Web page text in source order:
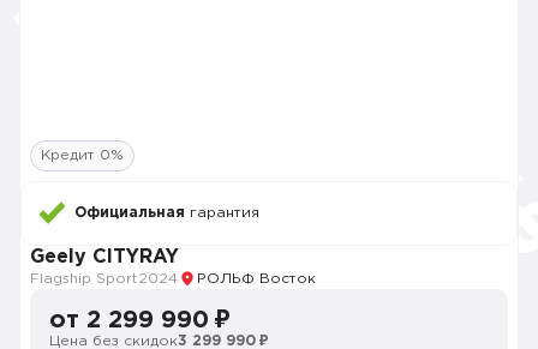
Кредит 0%
Официальная гарантия
Geely CITYRAY
Flagship Sport2024 РОЛЬФ Восток
от 2 299 990 ₽
Цена без скидок3 299 990 ₽